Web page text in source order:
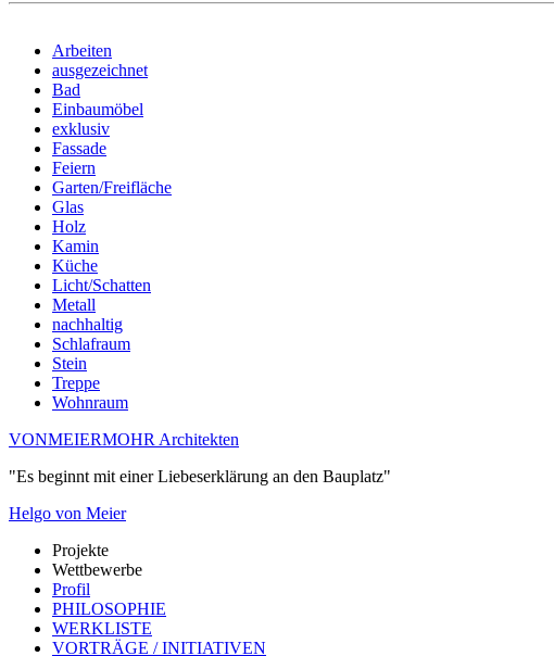
Arbeiten
ausgezeichnet
Bad
Einbaumöbel
exklusiv
Fassade
Feiern
Garten/Freifläche
Glas
Holz
Kamin
Küche
Licht/Schatten
Metall
nachhaltig
Schlafraum
Stein
Treppe
Wohnraum
VONMEIERMOHR Architekten
"Es beginnt mit einer Liebeserklärung an den Bauplatz"
Helgo von Meier
Projekte
Wettbewerbe
Profil
PHILOSOPHIE
WERKLISTE
VORTRÄGE / INITIATIVEN